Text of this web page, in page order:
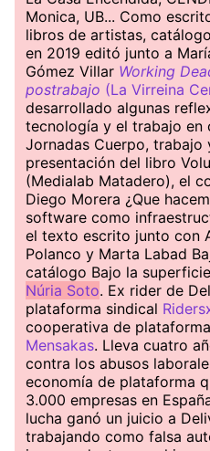
Monica, UB... Como
libros de artistas,
en 2019 editó junto a
Gómez Villar Working
postrabajo (La Virreina
desarrollado algunas
tecnología y el trabajo en
Jornadas Cuerpo, trabajo
presentación del libro
(Medialab Matadero), el
Diego Morera ¿Que
software como
el texto escrito junto con
Polanco y Marta Labad
catálogo Bajo la
Núria Soto. Ex rider de
plataforma sindical
cooperativa de
Mensakas. Lleva cuatro
contra los abusos
economía de plataforma
3.000 empresas en
lucha ganó un juicio a
trabajando como falsa